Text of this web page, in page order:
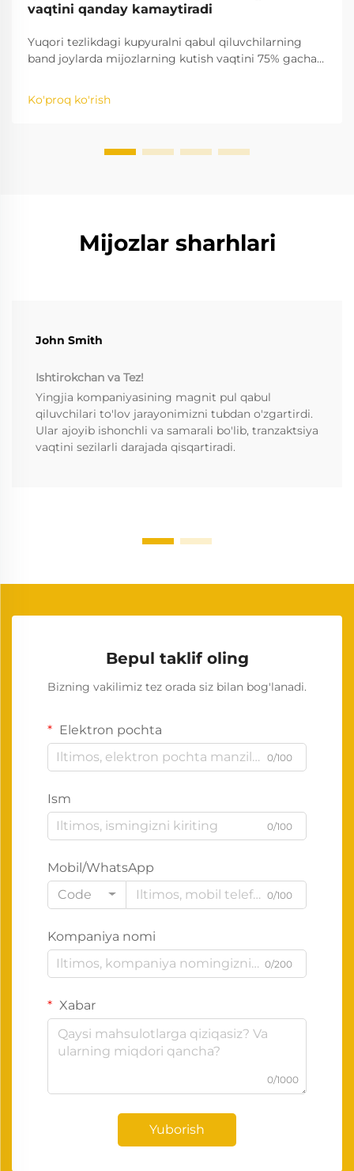
vaqtini qanday kamaytiradi
Yuqori tezlikdagi kupyuralni qabul qiluvchilarning
band joylarda mijozlarning kutish vaqtini 75% gacha
naqd pulni tekshirish aniqlik darajasini yaxshilang.
Ko'proq ko'rish
Mijozlar sharhlari
John Smith
Ishtirokchan va Tez!
Yingjia kompaniyasining magnit pul qabul
qiluvchilari to'lov jarayonimizni tubdan o'zgartirdi.
Ular ajoyib ishonchli va samarali bo'lib, tranzaktsiya
vaqtini sezilarli darajada qisqartiradi.
Bepul taklif oling
Bizning vakilimiz tez orada siz bilan bog'lanadi.
Elektron pochta
0/100
Ism
0/100
Mobil/WhatsApp
Code
0/100
Kompaniya nomi
0/200
Xabar
0/1000
Yuborish